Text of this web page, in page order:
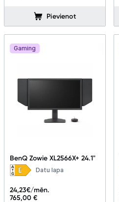
Pievienot
Gaming
BenQ Zowie XL2566X+ 24.1"
Datu lapa
765,00 €
24,23€/mēn.